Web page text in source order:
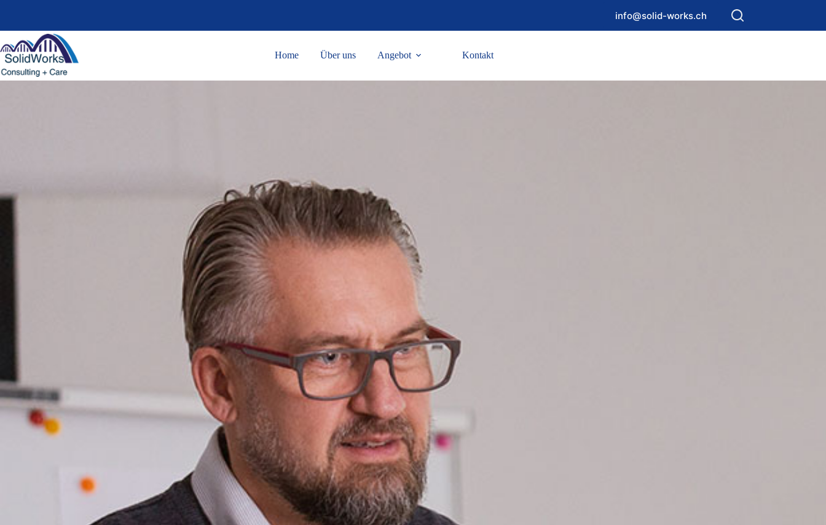
info@solid-works.ch
Home Über uns Angebot Kontakt